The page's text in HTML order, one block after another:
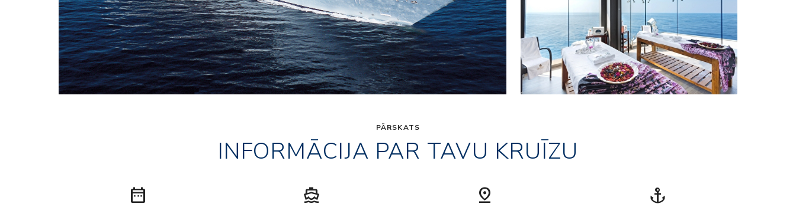
PĀRSKATS
INFORMĀCIJA PAR TAVU KRUĪZU
date_range directions_boat pin_drop anchor